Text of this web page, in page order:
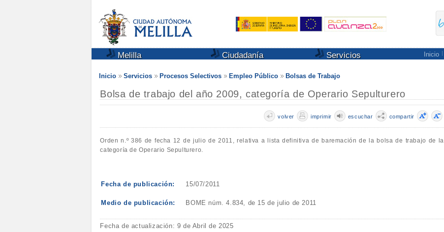
Melilla Ciudadanía Servicios Inicio
Inicio Servicios Procesos Selectivos Empleo Público Bolsas de Trabajo
Bolsa de trabajo del año 2009, categoría de Operario Sepulturero
compartir
escuchar
imprimir
volver
Orden n.º 386 de fecha 12 de julio de 2011, relativa a lista definitiva de baremación de la bolsa de trabajo de la
categoría de Operario Sepulturero.
Fecha de publicación: 15/07/2011
Medio de publicación: BOME núm. 4.834, de 15 de julio de 2011
Fecha de actualización: 9 de Abril de 2025